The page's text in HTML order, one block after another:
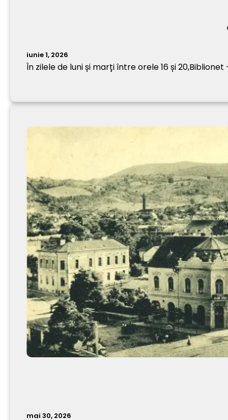
iunie 1, 2026
În zilele de luni și marți între orele 16 și
mai 30, 2026